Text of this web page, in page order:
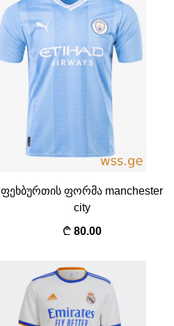
ფეხბურთის ფორმა manchester
city
80.00